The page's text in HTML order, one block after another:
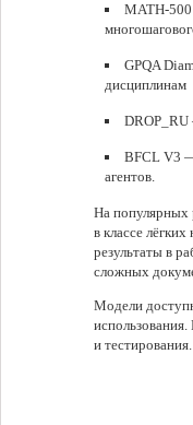
MATH-500
GPQA
дисциплинам
DROP_RU
BFCL V3
агентов.
На популярных
в классе
результаты в
сложных
Модели
и тестирования.